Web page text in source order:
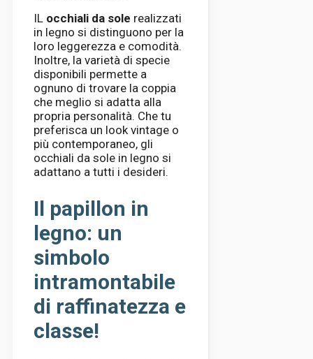
IL occhiali da sole realizzati
in legno si distinguono per la
loro leggerezza e comodità.
Inoltre, la varietà di specie
disponibili permette a
ognuno di trovare la coppia
che meglio si adatta alla
propria personalità. Che tu
preferisca un look vintage o
più contemporaneo, gli
occhiali da sole in legno si
adattano a tutti i desideri.
Il papillon in
legno: un
simbolo
intramontabile
di raffinatezza e
classe!